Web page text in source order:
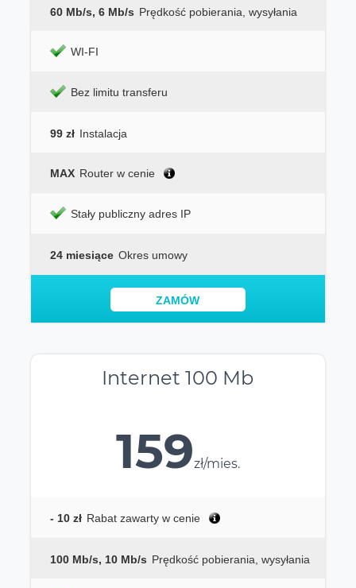
60 Mb/s, 6 Mb/s Prędkość pobierania, wysyłania
WI-FI
Bez limitu transferu
99 zł Instalacja
MAX Router w cenie
Stały publiczny adres IP
24 miesiące Okres umowy
ZAMÓW
Internet 100 Mb
159zł/mies.
- 10 zł Rabat zawarty w cenie
100 Mb/s, 10 Mb/s Prędkość pobierania, wysyłania